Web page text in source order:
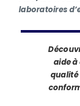
laboratoires
aide
qualité